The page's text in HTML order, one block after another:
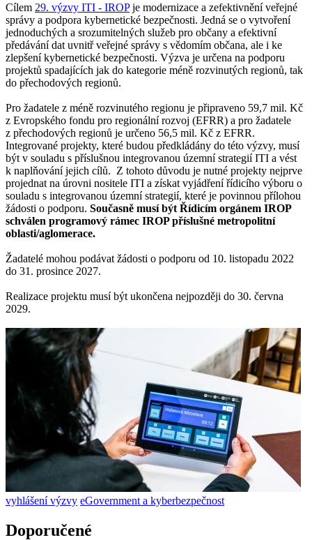
Cílem 29. výzvy ITI - IROPje modernizace a zefektivnění veřejné
správy a podpora kybernetické bezpečnosti. Jedná se o vytvoření
jednoduchých a srozumitelných služeb pro občany a efektivní
předávání dat uvnitř veřejné správy s vědomím občana, ale i ke
zlepšení kybernetické bezpečnosti. Výzva je určena na podporu
projektů spadajících jak do kategorie méně rozvinutých regionů, tak
do přechodových regionů.
Pro žadatele z méně rozvinutého regionu je připraveno 59,7 mil. Kč
z Evropského fondu pro regionální rozvoj (EFRR) a pro žadatele
z přechodových regionů je určeno 56,5 mil. Kč z EFRR.
Integrované projekty, které budou předkládány do této výzvy, musí
být v souladu s příslušnou integrovanou územní strategií ITI a vést
k naplňování jejich cílů. Z tohoto důvodu je nutné projekty nejprve
projednat na úrovni nositele ITI a získat vyjádření řídicího výboru o
souladu s integrovanou územní strategií, které je povinnou přílohou
žádosti o podporu. Současně musí být Řídicím orgánem IROP
schválen programový rámec IROP příslušné metropolitní
oblasti/aglomerace.
Žadatelé mohou podávat žádosti o podporu od 10. listopadu 2022
do 31. prosince 2027.
Realizace projektu musí být ukončena nejpozději do 30. června
2029.
vyhlášení výzvy eGovernment a kyberbezpečnost
Doporučené